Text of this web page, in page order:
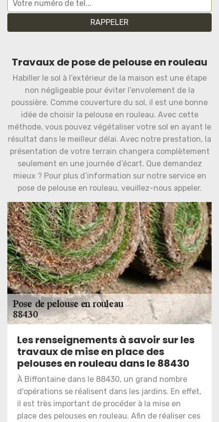
Travaux de pose de pelouse en rouleau
Habiller le sol à l’extérieur de la maison est une étape
non négligeable pour éviter l’envolement de la
poussière. Comme couverture du sol, il est une bonne
idée de choisir la pelouse en rouleau. Avec cette
méthode, vous pouvez végétaliser votre sol en ayant le
résultat dans le meilleur délai. Avec notre prestation, la
présentation de votre terrain changera complètement
seulement en une journée d’écart. Que demandez
mieux ? Pour plus d’information sur notre service en
pose de pelouse en rouleau, veuillez-nous appeler.
Les renseignements à savoir sur les
travaux de mise en place des
pelouses en rouleau dans le 88430
À Biffontaine dans le 88430, un grand nombre
d'opérations se réalisent dans les jardins. En effet,
il est très important de procéder à la mise en
place des pelouses en rouleau. Afin de réaliser ces